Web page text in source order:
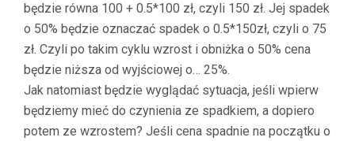
będzie równa 100 + 0.5*100 zł, czyli 150 zł. Jej spadek
o 50% będzie oznaczać spadek o 0.5*150zł, czyli o 75
zł. Czyli po takim cyklu wzrost i obniżka o 50% cena
będzie niższa od wyjściowej o… 25%.
Jak natomiast będzie wyglądać sytuacja, jeśli wpierw
będziemy mieć do czynienia ze spadkiem, a dopiero
potem ze wzrostem? Jeśli cena spadnie na początku o